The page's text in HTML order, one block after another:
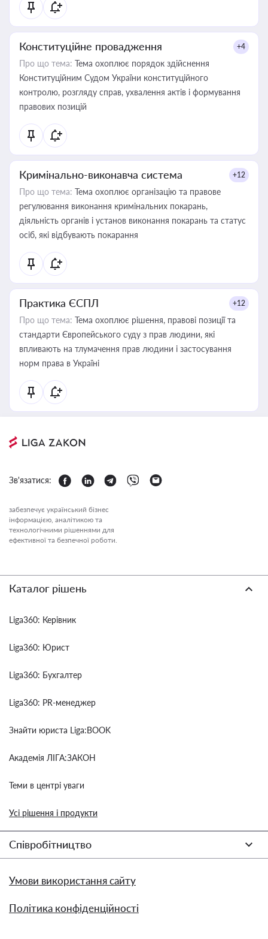
Конституційне провадження +4
Про що тема: Тема охоплює порядок здійснення
Конституційним Судом України конституційного
контролю, розгляду справ, ухвалення актів і формування
правових позицій
Кримінально-виконавча система +12
Про що тема: Тема охоплює організацію та правове
регулювання виконання кримінальних покарань,
діяльність органів і установ виконання покарань та статус
осіб, які відбувають покарання
Практика ЄСПЛ +12
Про що тема: Тема охоплює рішення, правові позиції та
стандарти Європейського суду з прав людини, які
впливають на тлумачення прав людини і застосування
норм права в Україні
Зв'язатися:
забезпечує український бізнес
інформацією, аналітикою та
технологічними рішеннями для
ефективної та безпечної роботи.
Каталог рішень
Liga360: Керівник
Liga360: Юрист
Liga360: Бухгалтер
Liga360: PR-менеджер
Знайти юриста Liga:BOOK
Академія ЛІГА:ЗАКОН
Теми в центрі уваги
Усі рішення і продукти
Співробітництво
Умови використання сайту
Політика конфіденційності